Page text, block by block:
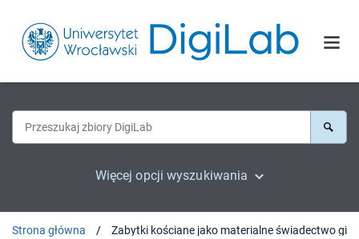
Więcej opcji wyszukiwania
Strona główna